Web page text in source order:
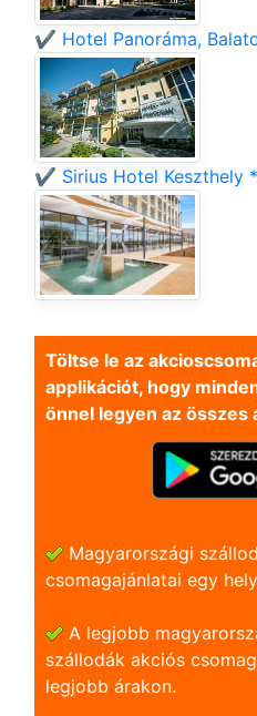
✔️ Hotel Panoráma,
✔️ Sirius Hotel Keszthely
Töltse le az
applikációt, hogy
önnel legyen az összes
Magyarországi
csomagajánlatai egy
A legjobb
szállodák akciós
legjobb árakon.